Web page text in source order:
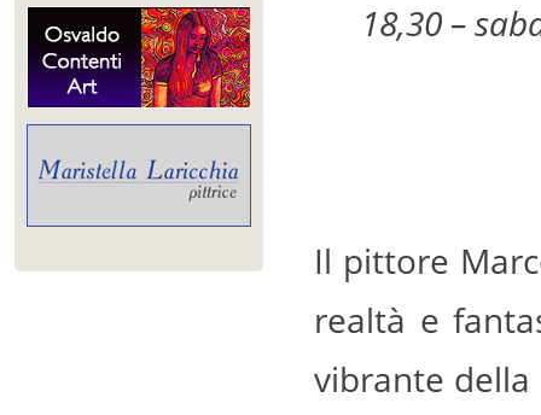
18,30 –
Il pittore
realtà e
vibrante della